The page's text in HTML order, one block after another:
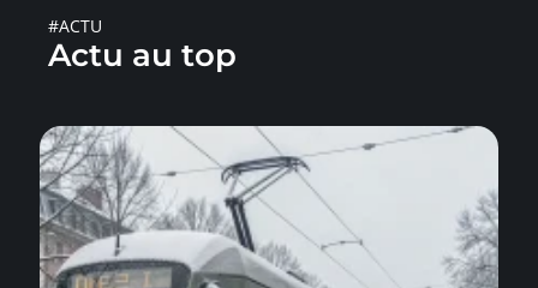
#ACTU
Actu au top